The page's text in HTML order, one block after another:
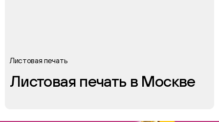
Листовая печать
Листовая печать в Москве